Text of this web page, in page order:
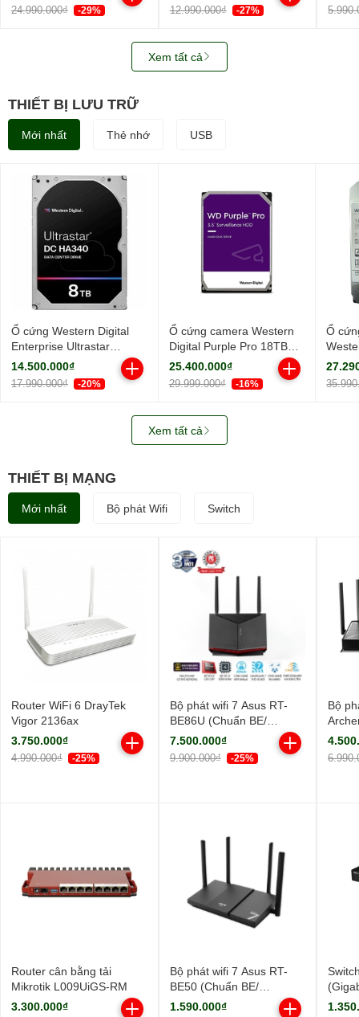
24.990.000₫ -29% 12.990.000₫ -27%
Xem tất cả
THIẾT BỊ LƯU TRỮ
Mới nhất Thẻ nhớ USB
Ổ cứng Western Digital
Enterprise Ultrastar
HA340 8TB 7200RPM
256MB-
WUS721208BLE6L4
14.500.000₫
17.990.000₫ -20%
Ổ cứng camera Western
Digital Purple Pro 18TB
WD181PURP (3.5Inch/
7200rpm/ Cache 256MB/
SATA3)
25.400.000₫
29.999.000₫ -16%
Ổ
18TB
Xem tất cả
THIẾT BỊ MẠNG
Mới nhất Bộ phát Wifi Switch
Router WiFi 6 DrayTek
Vigor 2136ax
3.750.000₫
4.990.000₫ -25%
Bộ phát wifi 7 Asus RT-
BE86U (Chuẩn BE/
BE6800Mbps/ 3 Ăng-ten
ngoài, 1 ăng-ten ngầm/
AIMesh)
7.500.000₫
9.900.000₫ -25%
Bộ
Router cân bằng tải
Mikrotik L009UiGS-RM
3.300.000₫
Bộ phát wifi 7 Asus RT-
BE50 (Chuẩn BE/
BE3600Mbps/ 4 Ăng-ten
1.590.000₫